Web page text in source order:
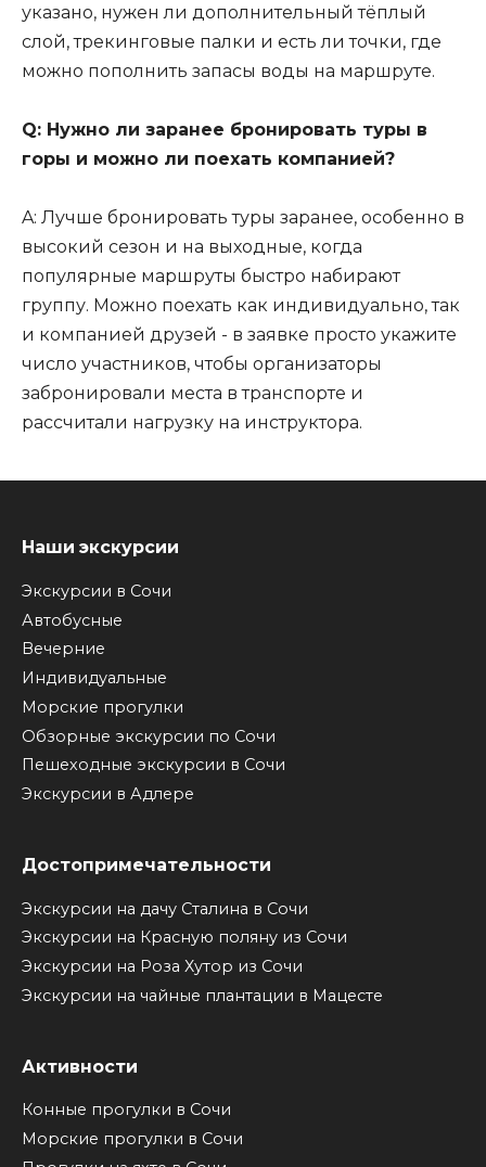
указано, нужен ли дополнительный тёплый
слой, трекинговые палки и есть ли точки, где
можно пополнить запасы воды на маршруте.
Q: Нужно ли заранее бронировать туры в
горы и можно ли поехать компанией?
A: Лучше бронировать туры заранее, особенно в
высокий сезон и на выходные, когда
популярные маршруты быстро набирают
группу. Можно поехать как индивидуально, так
и компанией друзей - в заявке просто укажите
число участников, чтобы организаторы
забронировали места в транспорте и
рассчитали нагрузку на инструктора.
Наши экскурсии
Экскурсии в Сочи
Автобусные
Вечерние
Индивидуальные
Морские прогулки
Обзорные экскурсии по Сочи
Пешеходные экскурсии в Сочи
Экскурсии в Адлере
Достопримечательности
Экскурсии на дачу Сталина в Сочи
Экскурсии на Красную поляну из Сочи
Экскурсии на Роза Хутор из Сочи
Экскурсии на чайные плантации в Мацесте
Активности
Конные прогулки в Сочи
Морские прогулки в Сочи